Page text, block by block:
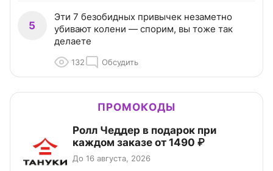
5
Эти 7 безобидных привычек незаметно
убивают колени — спорим, вы тоже так
делаете
132 Обсудить
ПРОМОКОДЫ
Ролл Чеддер в подарок при
каждом заказе от 1490 ₽
До 16 августа, 2026